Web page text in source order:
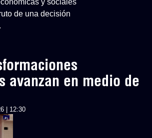
y sociales
de una decisión
avanzan en medio de
| 12:30